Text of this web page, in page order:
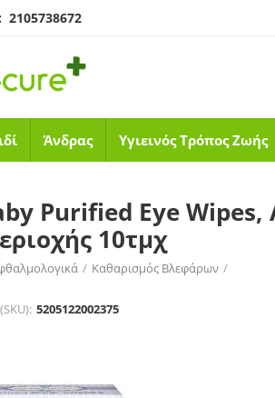
2105738672
Άνδρας Υγιεινός Τρόπος Ζωής
Purified Eye
10τμχ
/ Καθαρισμός Βλεφάρων /
Αποστειρωμένα Μαντηλάκια για τον
5205122002375